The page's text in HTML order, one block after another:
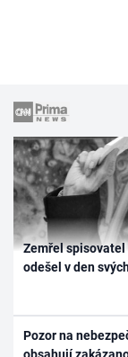
Zemřel
odešel v den
Pozor na